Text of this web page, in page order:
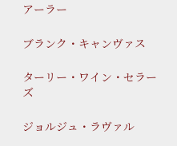
アーラー
ブランク・キャンヴァス
ターリー・ワイン・セラー
ズ
ジョルジュ・ラヴァル